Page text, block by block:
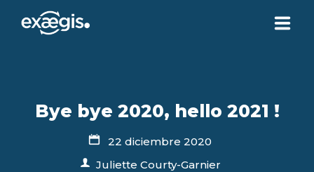
NUESTRAS OFERTAS
Bye bye 2020, hello 2021 !
22 diciembre 2020
Juliette Courty-Garnier